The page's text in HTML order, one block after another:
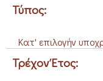
Τύπος:
Κατ' επιλογήν
Τρέχον Έτος: